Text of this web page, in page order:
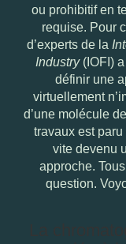
ou prohibitif en
requise. Pour
d’experts de la
Industry(IOFI)
définir une
virtuellement
d’une molécule
travaux est
vite devenu
approche.
question.